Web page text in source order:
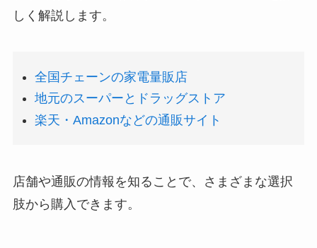
しく解説します。
全国チェーンの家電量販店
地元のスーパーとドラッグストア
楽天・Amazonなどの通販サイト
店舗や通販の情報を知ることで、さまざまな選択
肢から購入できます。